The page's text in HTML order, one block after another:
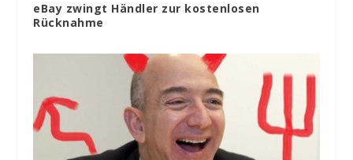
eBay zwingt Händler zur kostenlosen
Rücknahme